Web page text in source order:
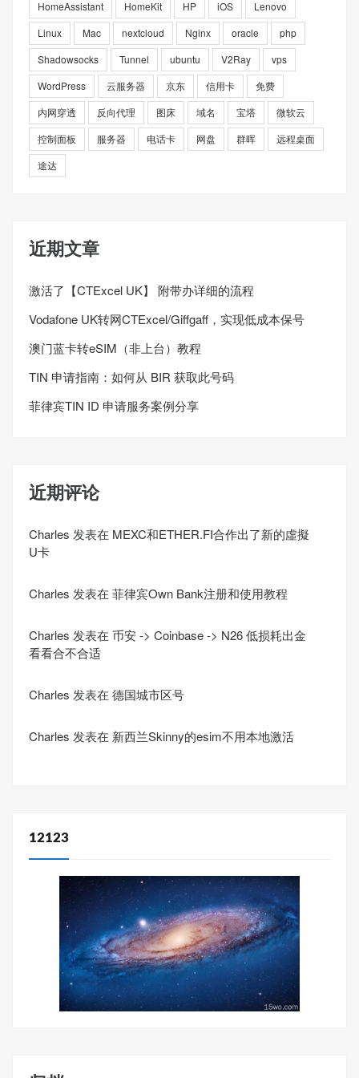
HomeAssistant HomeKit HP iOS
Lenovo
Linux
Mac nextcloud Nginx oracle
php
Shadowsocks
Tunnel ubuntu V2Ray
vps
WordPress
云服务器 京东 信用卡
免费
内网穿透
反向代理 图床 域名 宝塔
微软云
控制面板
服务器 电话卡 网盘 群晖
远程桌面
途达
近期文章
激活了【CTExcel UK】 附带办详细的流程
Vodafone UK转网CTExcel/Giffgaff，实现低成本保号
澳门蓝卡转eSIM（非上台）教程
TIN 申请指南：如何从 BIR 获取此号码
菲律宾TIN ID 申请服务案例分享
近期评论
Charles 发表在 MEXC和ETHER.FI合作出了新的虛擬
U卡
Charles 发表在 菲律宾Own Bank注册和使用教程
Charles 发表在 币安 -> Coinbase -> N26 低损耗出金
看看合不合适
Charles 发表在 德国城市区号
Charles 发表在 新西兰Skinny的esim不用本地激活
12123